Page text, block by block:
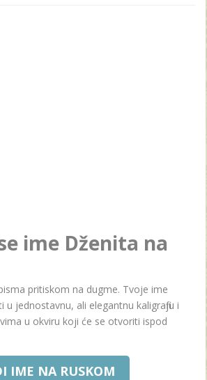
ime Dženita na
pritiskom na dugme. Tvoje ime
u jednostavnu, ali elegantnu kaligrafiju i
u okviru koji će se otvoriti ispod
IME NA RUSKOM